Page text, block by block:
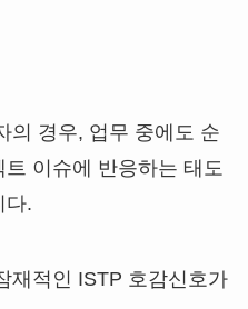
의 경우, 업무 중에도 순
이슈에 반응하는 태도
다.
재적인 ISTP 호감신호가